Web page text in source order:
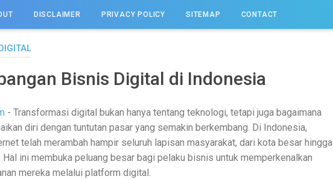
DISCLAIMER PRIVACY POLICY SITEMAP CONTACT
Bisnis Digital di Indonesia
- Transformasi digital bukan hanya tentang teknologi, tetapi juga bagaimana
diri dengan tuntutan pasar yang semakin berkembang. Di Indonesia,
telah merambah hampir seluruh lapisan masyarakat, dari kota besar hingga
ini membuka peluang besar bagi pelaku bisnis untuk memperkenalkan
mereka melalui platform digital.